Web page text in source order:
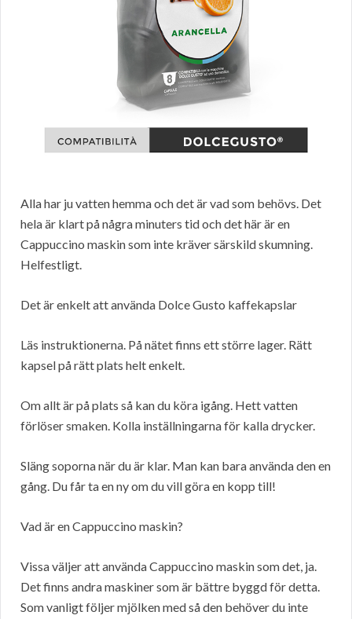
Alla har ju vatten hemma och det är vad som behövs. Det
hela är klart på några minuters tid och det här är en
Cappuccino maskin som inte kräver särskild skumning.
Helfestligt.
Det är enkelt att använda Dolce Gusto kaffekapslar
Läs instruktionerna. På nätet finns ett större lager. Rätt
kapsel på rätt plats helt enkelt.
Om allt är på plats så kan du köra igång. Hett vatten
förlöser smaken. Kolla inställningarna för kalla drycker.
Släng soporna när du är klar. Man kan bara använda den en
gång. Du får ta en ny om du vill göra en kopp till!
Vad är en Cappuccino maskin?
Vissa väljer att använda Cappuccino maskin som det, ja.
Det finns andra maskiner som är bättre byggd för detta.
Som vanligt följer mjölken med så den behöver du inte